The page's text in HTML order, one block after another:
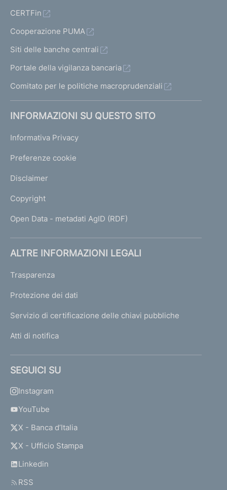
CERTFin
Cooperazione PUMA
Siti delle banche centrali
Portale della vigilanza bancaria
Comitato per le politiche macroprudenziali
INFORMAZIONI SU QUESTO SITO
Informativa Privacy
Preferenze cookie
Disclaimer
Copyright
Open Data - metadati AgID (RDF)
ALTRE INFORMAZIONI LEGALI
Trasparenza
Protezione dei dati
Servizio di certificazione delle chiavi pubbliche
Atti di notifica
SEGUICI SU
Instagram
YouTube
X - Banca d’Italia
X - Ufficio Stampa
Linkedin
RSS